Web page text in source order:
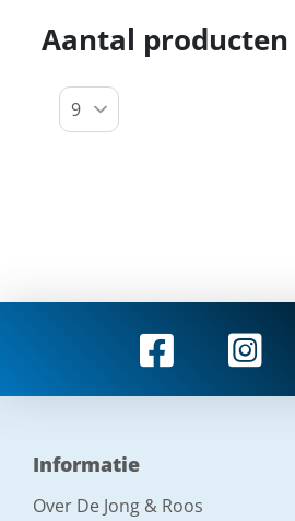
Aantal
Informatie
Over De Jong & Roos